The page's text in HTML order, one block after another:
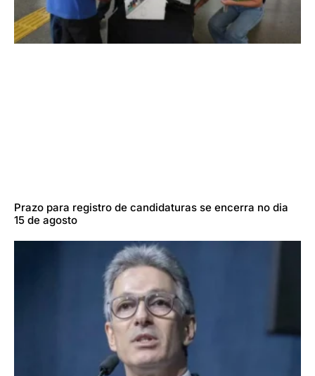
Prazo para registro de candidaturas se encerra no dia
15 de agosto